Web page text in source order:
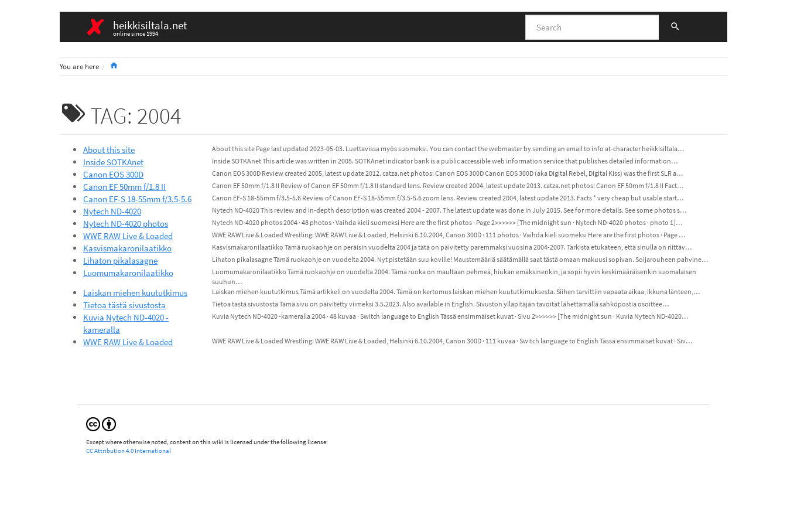
heikkisiltala.net
online since 1994
You are here
TAG: 2004
About this site About this site Page last updated 2023-05-03. Luettavissa myös suomeksi. You can contact the webmaster by sending an email to info at-character heikkisiltala…
Inside SOTKAnet Inside SOTKAnet This article was written in 2005. SOTKAnet indicator bank is a public accessible web information service that publishes detailed information…
Canon EOS 300D Canon EOS 300D Review created 2005, latest update 2012. catza.net photos: Canon EOS 300D Canon EOS 300D (aka Digital Rebel, Digital Kiss) was the first SLR a…
Canon EF 50mm f/1.8 II Canon EF 50mm f/1.8 II Review of Canon EF 50mm f/1.8 II standard lens. Review created 2004, latest update 2013. catza.net photos: Canon EF 50mm f/1.8 II Fact…
Canon EF-S 18-55mm f/3.5-5.6 Canon EF-S 18-55mm f/3.5-5.6 Review of Canon EF-S 18-55mm f/3.5-5.6 zoom lens. Review created 2004, latest update 2013. Facts * very cheap but usable start…
Nytech ND-4020 Nytech ND-4020 This review and in-depth description was created 2004 - 2007. The latest update was done in July 2015. See for more details. See some photos s…
Nytech ND-4020 photos Nytech ND-4020 photos 2004 · 48 photos · Vaihda kieli suomeksi Here are the first photos · Page 2>>>>>> [The midnight sun · Nytech ND-4020 photos · photo 1]…
WWE RAW Live & Loaded WWE RAW Live & Loaded Wrestling: WWE RAW Live & Loaded, Helsinki 6.10.2004, Canon 300D · 111 photos · Vaihda kieli suomeksi Here are the first photos · Page …
Kasvismakaronilaatikko Kasvismakaronilaatikko Tämä ruokaohje on peräisin vuodelta 2004 ja tätä on päivitetty paremmaksi vuosina 2004-2007. Tarkista etukäteen, että sinulla on riittäv…
Lihaton pikalasagne Lihaton pikalasagne Tämä ruokaohje on vuodelta 2004. Nyt pistetään suu koville! Maustemääriä säätämällä saat tästä omaan makuusi sopivan. Soijarouheen pahvine…
Luomumakaronilaatikko
Luomumakaronilaatikko Tämä ruokaohje on vuodelta 2004. Tämä ruoka on maultaan pehmeä, hiukan emäksinenkin, ja sopii hyvin keskimääräisenkin suomalaisen
suuhun…
Laiskan miehen kuututkimus Laiskan miehen kuututkimus Tämä artikkeli on vuodelta 2004. Tämä on kertomus laiskan miehen kuututkimuksesta. Siihen tarvittiin vapaata aikaa, ikkuna länteen,…
Tietoa tästä sivustosta Tietoa tästä sivustosta Tämä sivu on päivitetty viimeksi 3.5.2023. Also available in English. Sivuston ylläpitäjän tavoitat lähettämällä sähköpostia osoittee…
Kuvia Nytech ND-4020 -
kameralla
Kuvia Nytech ND-4020 -kameralla 2004 · 48 kuvaa · Switch language to English Tässä ensimmäiset kuvat · Sivu 2>>>>>> [The midnight sun · Kuvia Nytech ND-4020…
WWE RAW Live & Loaded WWE RAW Live & Loaded Wrestling: WWE RAW Live & Loaded, Helsinki 6.10.2004, Canon 300D · 111 kuvaa · Switch language to English Tässä ensimmäiset kuvat · Siv…
Except where otherwise noted, content on this wiki is licensed under the following license:
CC Attribution 4.0 International